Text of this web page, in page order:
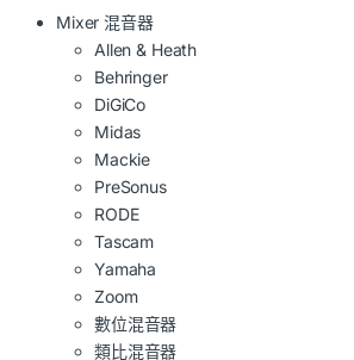
Mixer 混音器
Allen & Heath
Behringer
DiGiCo
Midas
Mackie
PreSonus
RODE
Tascam
Yamaha
Zoom
數位混音器
類比混音器